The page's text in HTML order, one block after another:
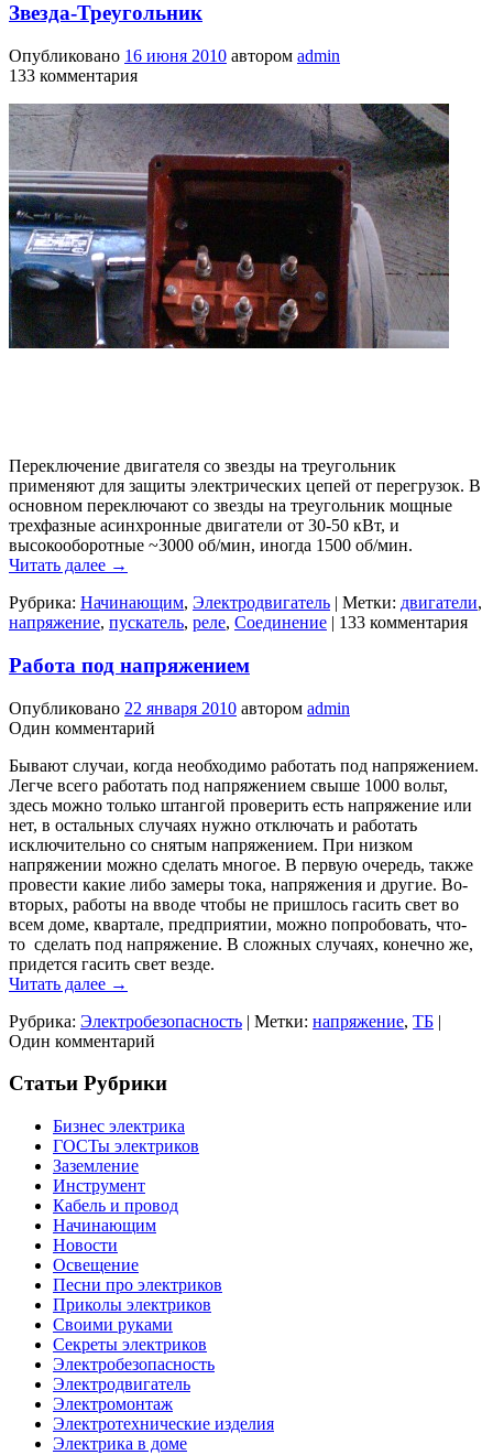
Звезда-Треугольник
Опубликовано 16 июня 2010 автором admin
133 комментария
Переключение двигателя со звезды на треугольник
применяют для защиты электрических цепей от перегрузок. В
основном переключают со звезды на треугольник мощные
трехфазные асинхронные двигатели от 30-50 кВт, и
высокооборотные ~3000 об/мин, иногда 1500 об/мин.
Читать далее →
Рубрика: Начинающим, Электродвигатель | Метки: двигатели,
напряжение, пускатель, реле, Соединение | 133 комментария
Работа под напряжением
Опубликовано 22 января 2010 автором admin
Один комментарий
Бывают случаи, когда необходимо работать под напряжением.
Легче всего работать под напряжением свыше 1000 вольт,
здесь можно только штангой проверить есть напряжение или
нет, в остальных случаях нужно отключать и работать
исключительно со снятым напряжением. При низком
напряжении можно сделать многое. В первую очередь, также
провести какие либо замеры тока, напряжения и другие. Во-
вторых, работы на вводе чтобы не пришлось гасить свет во
всем доме, квартале, предприятии, можно попробовать, что-
то сделать под напряжение. В сложных случаях, конечно же,
придется гасить свет везде.
Читать далее →
Рубрика: Электробезопасность | Метки: напряжение, ТБ |
Один комментарий
Статьи Рубрики
Бизнес электрика
ГОСТы электриков
Заземление
Инструмент
Кабель и провод
Начинающим
Новости
Освещение
Песни про электриков
Приколы электриков
Своими руками
Секреты электриков
Электробезопасность
Электродвигатель
Электромонтаж
Электротехнические изделия
Электрика в доме